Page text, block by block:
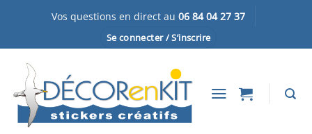
Vos questions en direct au 06 84 04 27 37
Se connecter / S’inscrire